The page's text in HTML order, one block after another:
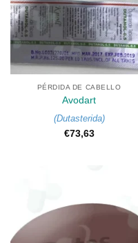
PÉRDIDA DE CABELLO
Avodart
(Dutasterida)
€73,63